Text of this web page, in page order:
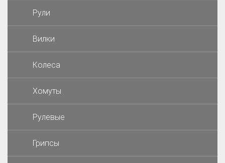
Рули
Вилки
Колеса
Хомуты
Рулевые
Грипсы